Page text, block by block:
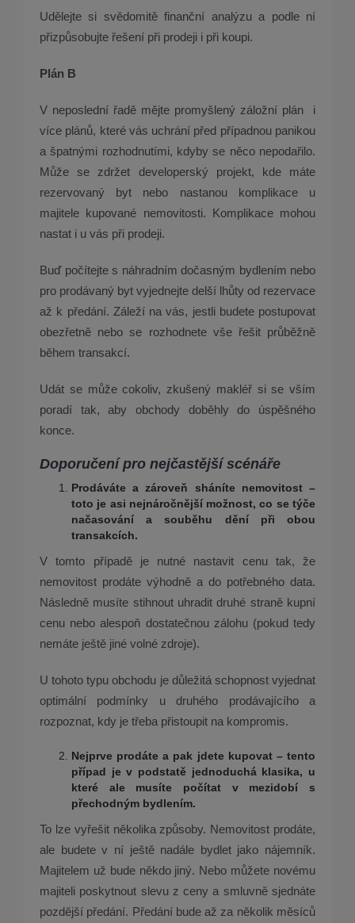
Udělejte si svědomitě finanční analýzu a podle ní
přizpůsobujte řešení při prodeji i při koupi.
Plán B
V neposlední řadě mějte promyšlený záložní plán i
více plánů, které vás uchrání před případnou panikou
a špatnými rozhodnutími, kdyby se něco nepodařilo.
Může se zdržet developerský projekt, kde máte
rezervovaný byt nebo nastanou komplikace u
majitele kupované nemovitosti. Komplikace mohou
nastat i u vás při prodeji.
Buď počítejte s náhradním dočasným bydlením nebo
pro prodávaný byt vyjednejte delší lhůty od rezervace
až k předání. Záleží na vás, jestli budete postupovat
obezřetně nebo se rozhodnete vše řešit průběžně
během transakcí.
Udát se může cokoliv, zkušený makléř si se vším
poradí tak, aby obchody doběhly do úspěšného
konce.
Doporučení pro nejčastějšíscénáře
Prodáváte a zároveň sháníte nemovitost –
toto je asi nejnáročnější možnost, co se týče
načasování a souběhu dění při obou
transakcích.
V tomto případě je nutné nastavit cenu tak, že
nemovitost prodáte výhodně a do potřebného data.
Následně musíte stihnout uhradit druhé straně kupní
cenu nebo alespoň dostatečnou zálohu (pokud tedy
nemáte ještě jiné volné zdroje).
U tohoto typu obchodu je důležitá schopnost vyjednat
optimální podmínky u druhého prodávajícího a
rozpoznat, kdy je třeba přistoupit na kompromis.
Nejprve prodáte a pak jdete kupovat – tento
případ je v podstatě jednoduchá klasika, u
které ale musíte počítat v mezidobís
přechodným bydlením.
To lze vyřešit několika způsoby. Nemovitost prodáte,
ale budete v ní ještě nadále bydlet jako nájemník.
Majitelem už bude někdo jiný. Nebo můžete novému
majiteli poskytnout slevu z ceny a smluvně sjednáte
pozdější předání. Předání bude až za několik měsíců